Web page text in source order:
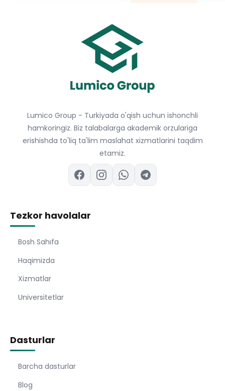
Lumico Group - Turkiyada o'qish uchun ishonchli
hamkoringiz. Biz talabalarga akademik orzulariga
erishishda to'liq ta'lim maslahat xizmatlarini taqdim
etamiz.
Tezkor havolalar
Bosh Sahıfa
Haqimizda
Xizmatlar
Universitetlar
Dasturlar
Barcha dasturlar
Blog